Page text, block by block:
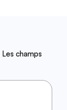
Les champs